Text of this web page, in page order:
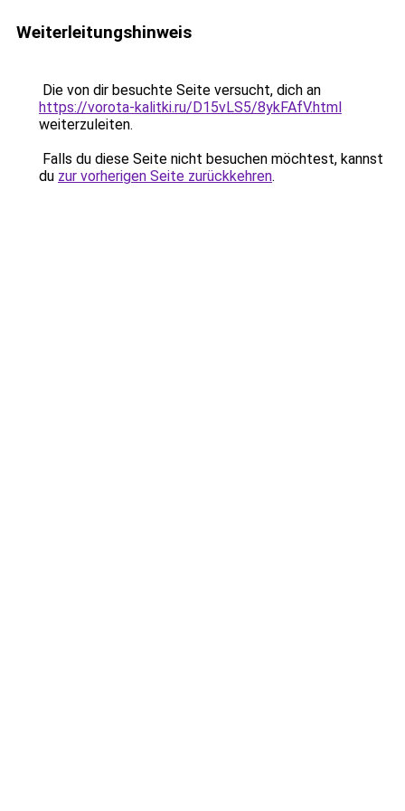
Weiterleitungshinweis
Die von dir besuchte Seite versucht, dich an
https://vorota-kalitki.ru/D15vLS5/8ykFAfV.html
weiterzuleiten.
Falls du diese Seite nicht besuchen möchtest, kannst
du zur vorherigen Seite zurückkehren.